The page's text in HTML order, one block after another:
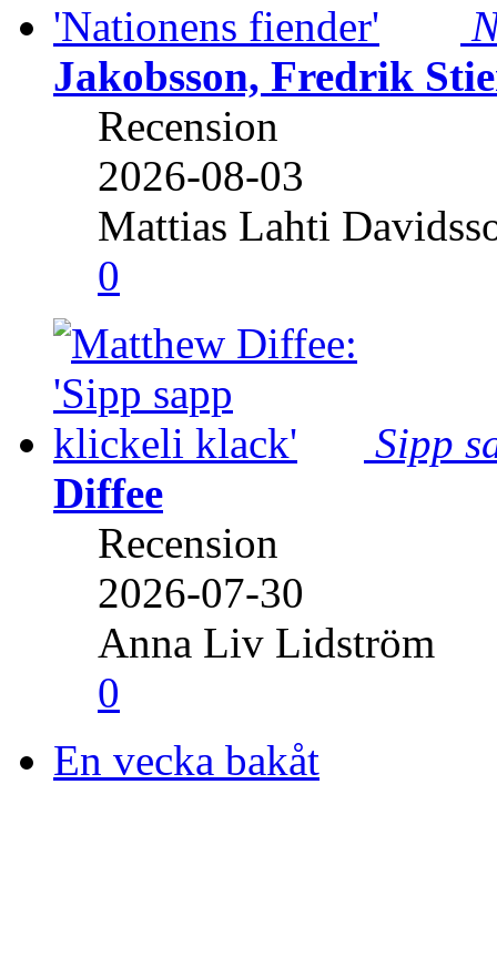
Jakobsson, Fredrik
Recension
2026-08-03
Mattias Lahti
0
Sipp
Diffee
Recension
2026-07-30
Anna Liv Lidström
0
En vecka bakåt